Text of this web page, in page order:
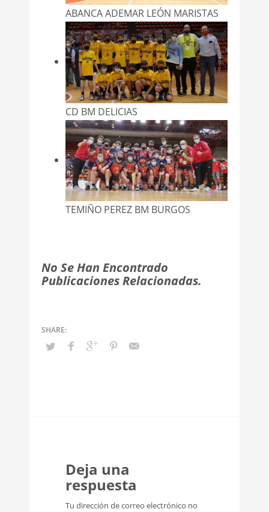
ABANCA ADEMAR LEÓN MARISTAS
CD BM DELICIAS
TEMIÑO PEREZ BM BURGOS
No Se Han Encontrado
Publicaciones Relacionadas.
Deja una
respuesta
Tu dirección de correo electrónico no